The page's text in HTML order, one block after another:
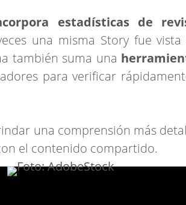
estadísticas de
una misma Story fue
también suma una
para verificar
una comprensión más
el contenido compartido.